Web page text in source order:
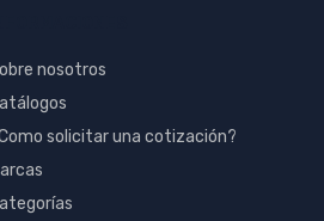
nosotros
solicitar una cotización?